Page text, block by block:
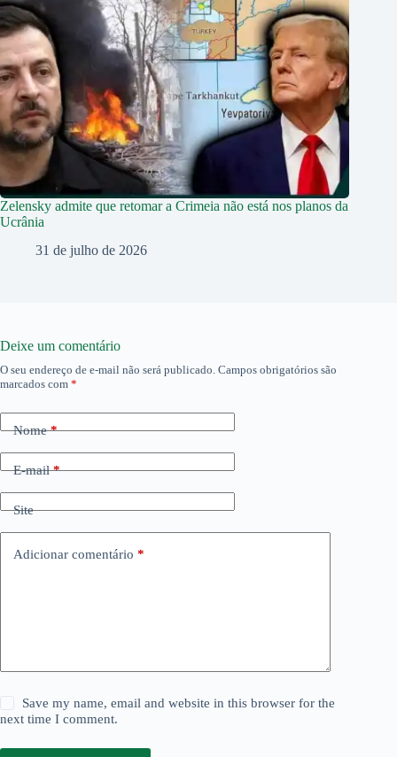
Zelensky admite que retomar a Crimeia não está nos planos da
Ucrânia
31 de julho de 2026
Deixe um comentário
O seu endereço de e-mail não será publicado. Campos obrigatórios são
marcados com *
Nome*
E-mail*
Site
Adicionar comentário *
Save my name, email and website in this browser for the
next time I comment.